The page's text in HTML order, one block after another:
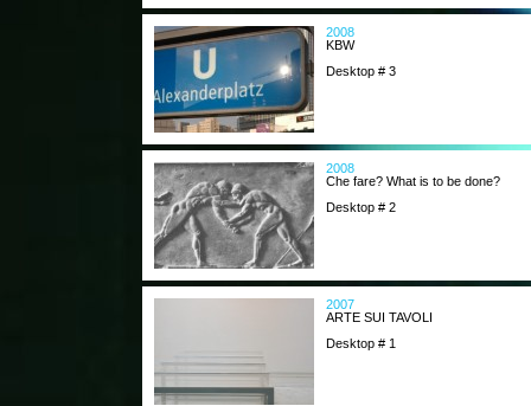
2008
KBW
Desktop # 3
2008
Che fare? What is to be done?
Desktop # 2
2007
ARTE SUI TAVOLI
Desktop # 1